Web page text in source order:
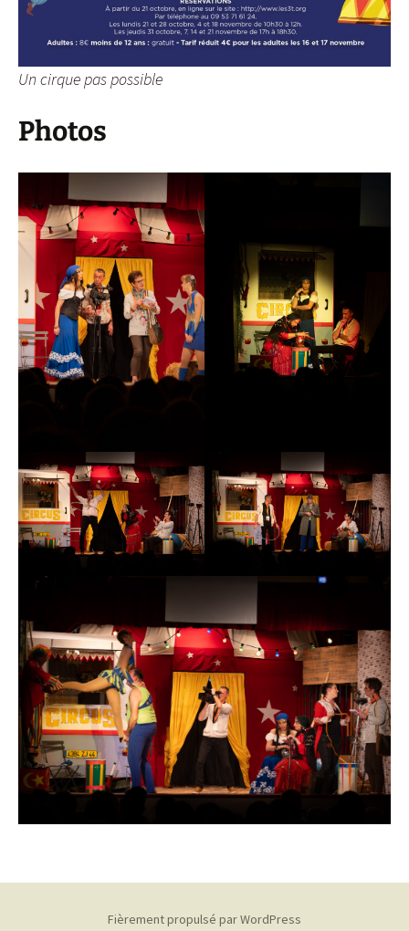
Un cirque pas possible
Photos
Fièrement propulsé par WordPress